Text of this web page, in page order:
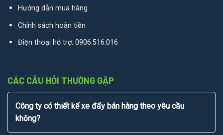
Hướng dẫn mua hàng
Chính sách hoàn tiền
Điện thoại hỗ trợ: 0906.516.016
CÁC CÂU HỎI THƯỜNG GẶP
Công ty có thiết kế xe đẩy bán hàng theo yêu cầu
không?